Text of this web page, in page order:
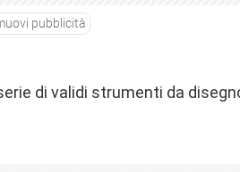
pubblicità
di validi strumenti da